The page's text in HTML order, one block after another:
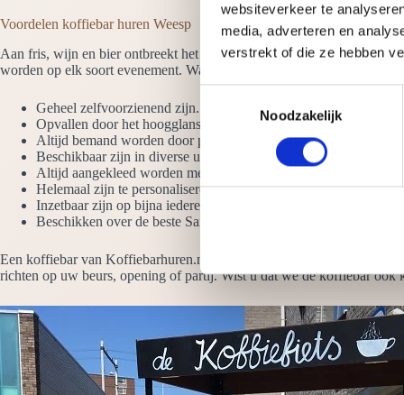
websiteverkeer te
media, adverteren en
verstrekt of die ze hebben
e
s
t
e
m
i
g
s
s
e
Noodzakelijk
Voordelen koffiebar huren Weesp
Aan fris, wijn en bier ontbreekt het meestal niet op een evenement,
worden op elk soort evenement. Waarom onze koffiebars huren?
Geheel zelfvoorzienend zijn. Het enige wat we moeten hebben
Opvallen door het hoogglans design en de LED verlichting
Altijd bemand worden door professionele barista’s die latte art
Beschikbaar zijn in diverse uitvoeringen. Bekijk ook de koffie
Altijd aangekleed worden met vazen koffiebonen
Helemaal zijn te personaliseren met jouw logo
Inzetbaar zijn op bijna iedere locatie, zowel binnen als buiten
Beschikken over de beste San Remo-koffiemolens en
Een koffiebar van Koffiebarhuren.nl heeft de beste koffiemachines,
richten op uw beurs, opening of partij. Wist u dat we de koffiebar